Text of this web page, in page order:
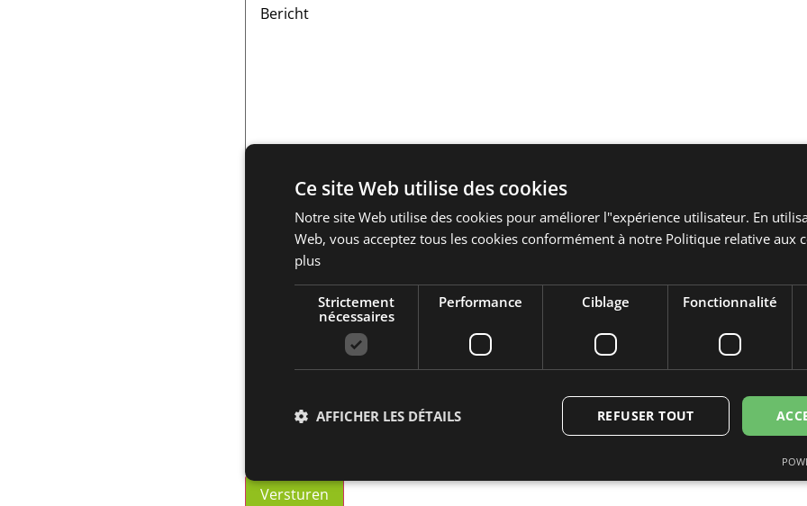
Types de fichiers acceptés : pdf, txt, docx, doc, dotx, Taille max. des fichiers : 32 MB.
Toestemming(Nécessaire)
Akkoord(Nécessaire)
gelezen en ga hiermee akkoord
Ce site Web utilise des cookies
Notre site Web utilise des cookies pour améliorer l"expérience utilisateur. En
Web, vous acceptez tous les cookies conformément à notre Politique relative aux
plus
Strictement
nécessaires
Performance Ciblage Fonctionnalité
REFUSER TOUT
AFFICHER LES DÉTAILS